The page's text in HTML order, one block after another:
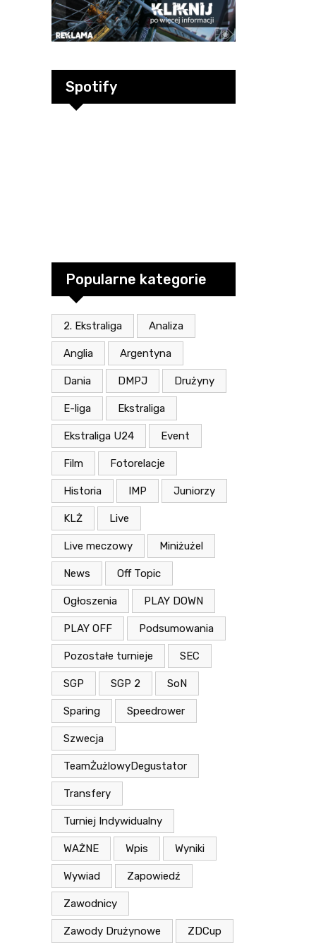
Spotify
Popularne kategorie
2. Ekstraliga Analiza
Anglia Argentyna
Dania DMPJ Drużyny
E-liga Ekstraliga
Ekstraliga U24 Event
Film Fotorelacje
Historia IMP Juniorzy
KLŻ Live
Live meczowy Miniżużel
News Off Topic
Ogłoszenia PLAY DOWN
PLAY OFF Podsumowania
Pozostałe turnieje SEC
SGP SGP 2 SoN
Sparing Speedrower
Szwecja
TeamŻużlowyDegustator
Transfery
Turniej Indywidualny
WAŻNE Wpis Wyniki
Wywiad Zapowiedź
Zawodnicy
Zawody Drużynowe ZDCup